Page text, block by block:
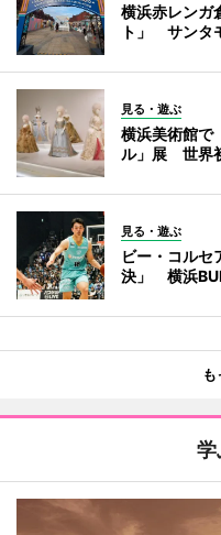
横浜赤レンガ
ト」 サンタ
見る・遊ぶ
横浜美術館で
ル」展 世界
見る・遊ぶ
ビー・コルセ
決」 横浜
も
学